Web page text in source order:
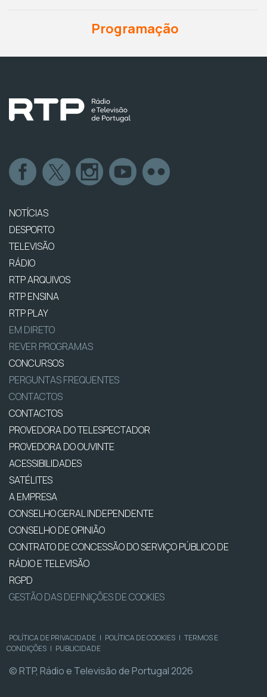
Programação
NOTÍCIAS
DESPORTO
TELEVISÃO
RÁDIO
RTP ARQUIVOS
RTP ENSINA
RTP PLAY
EM DIRETO
REVER PROGRAMAS
CONCURSOS
PERGUNTAS FREQUENTES
CONTACTOS
CONTACTOS
PROVEDORA DO TELESPECTADOR
PROVEDORA DO OUVINTE
ACESSIBILIDADES
SATÉLITES
A EMPRESA
CONSELHO GERAL INDEPENDENTE
CONSELHO DE OPINIÃO
CONTRATO DE CONCESSÃO DO SERVIÇO PÚBLICO DE
RÁDIO E TELEVISÃO
RGPD
GESTÃO DAS DEFINIÇÕES DE COOKIES
POLÍTICA DE PRIVACIDADE | POLÍTICA DE COOKIES | TERMOS E
CONDIÇÕES | PUBLICIDADE
© RTP, Rádio e Televisão de Portugal 2026